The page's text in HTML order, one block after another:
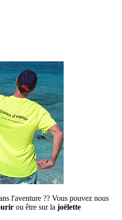
l'aventure ?? Vous pouvez nous
ou être sur la joëlette